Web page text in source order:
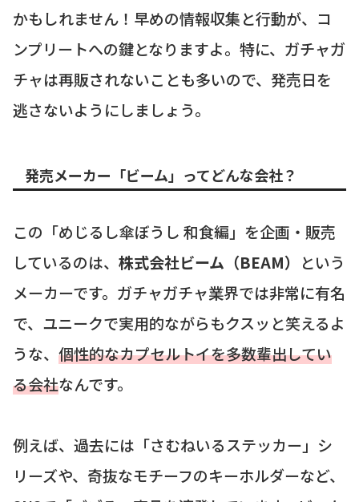
かもしれません！早めの情報収集と行動が、コ
ンプリートへの鍵となりますよ。特に、ガチャガ
チャは再販されないことも多いので、発売日を
逃さないようにしましょう。
発売メーカー「ビーム」ってどんな会社？
この「めじるし傘ぼうし 和食編」を企画・販売
しているのは、 株式会社ビーム（BEAM） という
メーカーです。ガチャガチャ業界では非常に有名
で、ユニークで実用的ながらもクスッと笑えるよ
うな、 個性的なカプセルトイを多数輩出してい
る会社なんです。
例えば、過去には「さむねいるステッカー」シ
リーズや、奇抜なモチーフのキーホルダーなど、